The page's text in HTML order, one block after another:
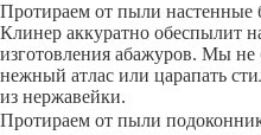
Протираем от пыли настенные
Клинер аккуратно обеспылит
изготовления абажуров. Мы не
нежный атлас или царапать
из нержавейки.
Протираем от пыли